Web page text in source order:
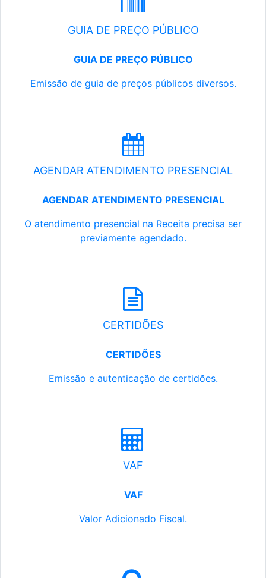
GUIA DE PREÇO PÚBLICO
GUIA DE PREÇO PÚBLICO
Emissão de guia de preços públicos diversos.
AGENDAR ATENDIMENTO PRESENCIAL
AGENDAR ATENDIMENTO PRESENCIAL
O atendimento presencial na Receita precisa ser
previamente agendado.
CERTIDÕES
CERTIDÕES
Emissão e autenticação de certidões.
VAF
VAF
Valor Adicionado Fiscal.